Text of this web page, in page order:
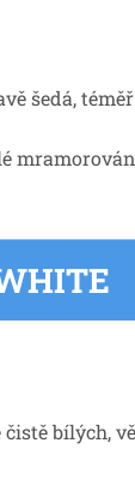
šedá,
čistě bílých,